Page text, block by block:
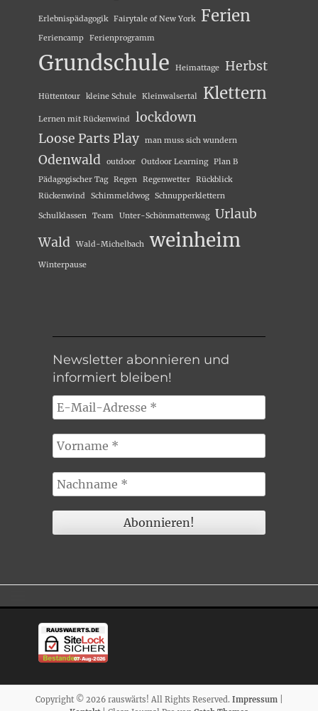
Erlebnispädagogik Fairytale of New York Ferien
Feriencamp Ferienprogramm
Grundschule Heimattage Herbst
Hüttentour kleine Schule Kleinwalsertal Klettern
Lernen mit Rückenwind
lockdown
Loose Parts Play
man muss sich wundern
Odenwald outdoor Outdoor Learning
Plan B
Pädagogischer Tag
Regen Regenwetter
Rückblick
Rückenwind
Schimmeldwog Schnupperklettern
Schulklassen Team Unter-Schönmattenwag
Urlaub
Wald
Wald-Michelbach weinheim
Winterpause
Newsletter abonnieren und
informiert bleiben!
Copyright © 2026 rauswärts! All Rights Reserved. Impressum|